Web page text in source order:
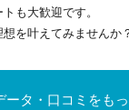
も大歓迎です。
を叶えてみませんか
ータ・口コミをも